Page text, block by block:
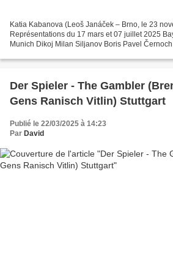
Katia Kabanova (Leoš Janáček – Brno, le 23
Représentations du 17 mars et 07 juillet 2025
Munich Dikoj Milan Siljanov Boris Pavel
Der Spieler - The Gambler
Gens Ranisch Vitlin) Stuttgart
Publié le 22/03/2025 à 14:23
Par David